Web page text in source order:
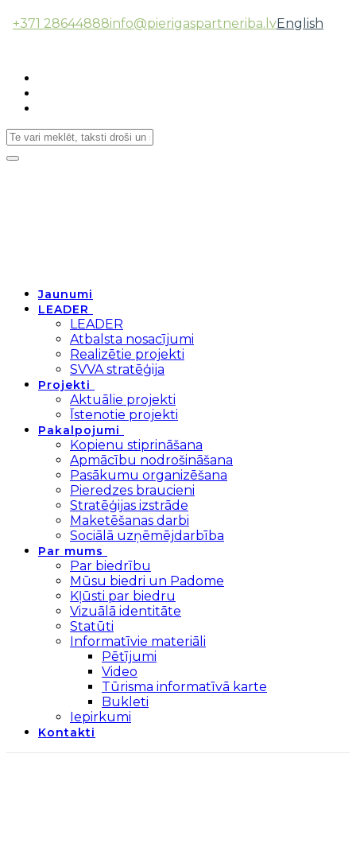
+371 28644888info@pierigaspartneriba.lvEnglish
Toggle
Jaunumi
LEADER
LEADER
Atbalsta nosacījumi
Realizētie projekti
SVVA stratēģija
Projekti
Aktuālie projekti
Īstenotie projekti
Pakalpojumi
Kopienu stiprināšana
Apmācību nodrošināšana
Pasākumu organizēšana
Pieredzes braucieni
Stratēģijas izstrāde
Maketēšanas darbi
Sociālā uzņēmējdarbība
Par mums
Par biedrību
Mūsu biedri un Padome
Kļūsti par biedru
Vizuālā identitāte
Statūti
Informatīvie materiāli
Pētījumi
Video
Tūrisma informatīvā karte
Bukleti
Iepirkumi
Kontakti